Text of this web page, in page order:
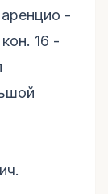
-
16 -